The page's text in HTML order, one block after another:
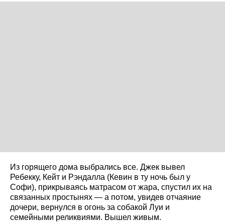
Из горящего дома выбрались все. Джек вывел
Ребекку, Кейт и Рэндалла (Кевин в ту ночь был у
Софи), прикрываясь матрасом от жара, спустил их на
связанных простынях — а потом, увидев отчаяние
дочери, вернулся в огонь за собакой Луи и
семейными реликвиями. Вышел живым.